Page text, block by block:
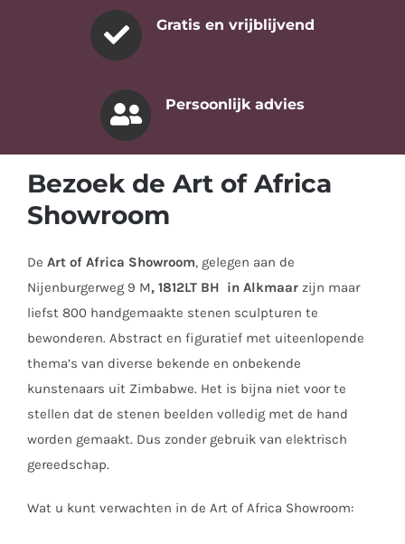
Gratis en vrijblijvend
Persoonlijk advies
Bezoek de Art of Africa
Showroom
De Art of Africa Showroom, gelegen aan de
Nijenburgerweg 9 M, 1812LT BH in Alkmaarzijn maar
liefst 800 handgemaakte stenen sculpturen te
bewonderen. Abstract en figuratief met uiteenlopende
thema’s van diverse bekende en onbekende
kunstenaars uit Zimbabwe. Het is bijna niet voor te
stellen dat de stenen beelden volledig met de hand
worden gemaakt. Dus zonder gebruik van elektrisch
gereedschap.
Wat u kunt verwachten in de Art of Africa Showroom: